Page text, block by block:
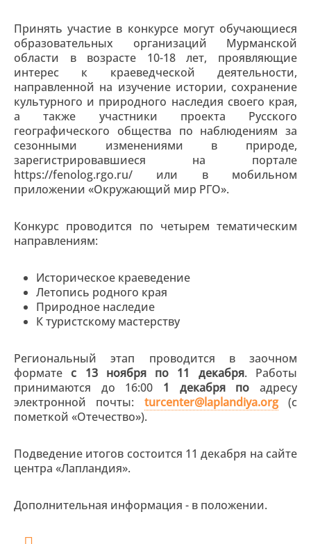
Принять участие в конкурсе могут обучающиеся
образовательных организаций Мурманской
области в возрасте 10-18 лет, проявляющие
интерес к краеведческой деятельности,
направленной на изучение истории, сохранение
культурного и природного наследия своего края,
а также участники проекта Русского
географического общества по наблюдениям за
сезонными изменениями в природе,
зарегистрировавшиеся на портале
https://fenolog.rgo.ru/ или в мобильном
приложении «Окружающий мир РГО».
Конкурс проводится по четырем тематическим
направлениям:
Историческое краеведение
Летопись родного края
Природное наследие
К туристскому мастерству
Региональный этап проводится в заочном
формате с 13 ноября по 11 декабря. Работы
принимаются до 16:00 1 декабря по адресу
электронной почты:
turcenter@laplandiya.org(с
пометкой «Отечество»).
Подведение итогов состоится 11 декабря на сайте
центра «Лапландия».
Дополнительная информация - в положении.